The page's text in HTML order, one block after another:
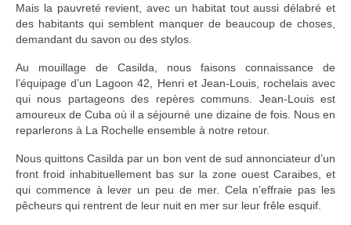
Mais la pauvreté revient, avec un habitat tout aussi délabré et
des habitants qui semblent manquer de beaucoup de choses,
demandant du savon ou des stylos.
Au mouillage de Casilda, nous faisons connaissance de
l’équipage d’un Lagoon 42, Henri et Jean-Louis, rochelais avec
qui nous partageons des repères communs. Jean-Louis est
amoureux de Cuba où il a séjourné une dizaine de fois. Nous en
reparlerons à La Rochelle ensemble à notre retour.
Nous quittons Casilda par un bon vent de sud annonciateur d’un
front froid inhabituellement bas sur la zone ouest Caraibes, et
qui commence à lever un peu de mer. Cela n’effraie pas les
pêcheurs qui rentrent de leur nuit en mer sur leur frêle esquif.